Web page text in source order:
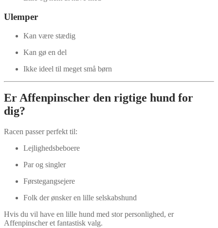
Ulemper
Kan være stædig
Kan gø en del
Ikke ideel til meget små børn
Er Affenpinscher den rigtige hund for
dig?
Racen passer perfekt til:
Lejlighedsbeboere
Par og singler
Førstegangsejere
Folk der ønsker en lille selskabshund
Hvis du vil have en lille hund med stor personlighed, er
Affenpinscher et fantastisk valg.